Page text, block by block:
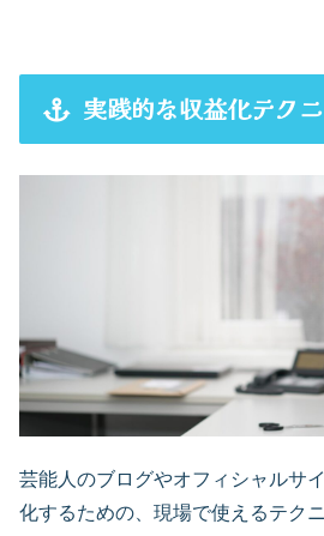
実践的な収益化テク
芸能人のブログやオフィシャルサ
化するための、現場で使えるテク